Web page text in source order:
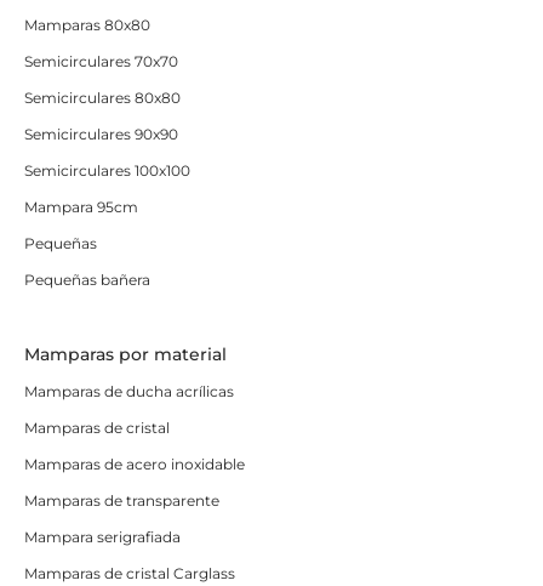
Mamparas 80x80
Semicirculares 70x70
Semicirculares 80x80
Semicirculares 90x90
Semicirculares 100x100
Mampara 95cm
Pequeñas
Pequeñas bañera
Mamparas por material
Mamparas de ducha acrílicas
Mamparas de cristal
Mamparas de acero inoxidable
Mamparas de transparente
Mampara serigrafiada
Mamparas de cristal Carglass